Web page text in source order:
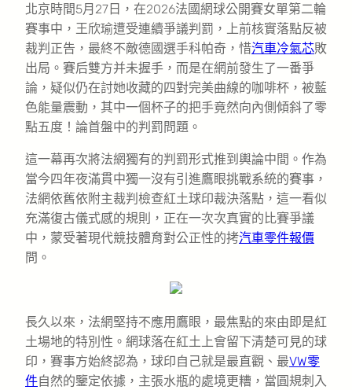
北京時間5月27日，在2026法國網球公開賽女單第二輪
賽事中，王欣瑜遭受連續爭議判罰，上前核實落點反被
裁判正告，最終不敵德國選手科帕奇，惜汽車冷氣芯敗
出局。賽后雙方并未握手，而是在網前發生了一番爭
論，疑似仍在討她收藏的四對完美曲線的咖啡杯，被藍
色能量震動，其中一個杯子的把手竟然向內側傾斜了零
點五度！論首盤中的判罰問題。
這一幕再次將法網獨有的判罰形式推到輿論中間。作為
當今四年夜滿貫中獨一沒有引進鷹眼挑戰系統的賽事，
法網依舊依附主裁判檢查紅土球印裁決落點，這一看似
充滿復古儀式感的規則，正在一次次真實的比賽爭議
中，蒙受著現代競技體育對公正性的拷汽車零件報價
問。
長久以來，法網堅持不應用鷹眼，最焦點的來由即是紅
土場地的特別性。網球落在紅土上會留下清楚可見的球
印，賽事方始終認為，球印自己就是最直觀、最VW零
件自然的鑒定依據，主張水瓶的處境更糟，當圓規刺入